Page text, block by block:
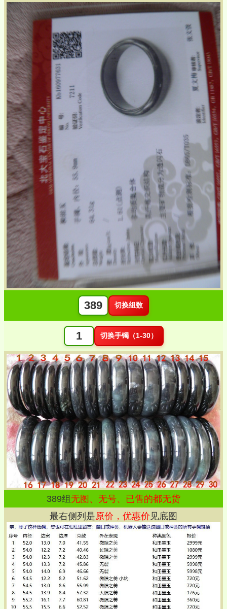
切换组数
切换手镯（1-30）
389组 无图、无号、已售的都无货
最右侧列是原价，优惠价 见底图